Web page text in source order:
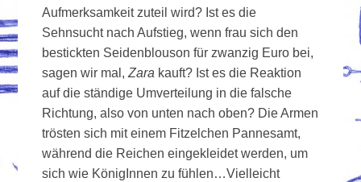
Aufmerksamkeit zuteil wird? Ist es die
Sehnsucht nach Aufstieg, wenn frau sich den
bestickten Seidenblouson für zwanzig Euro bei,
sagen wir mal,Zara kauft? Ist es die Reaktion
auf die ständige Umverteilung in die falsche
Richtung, also von unten nach oben? Die Armen
trösten sich mit einem Fitzelchen Pannesamt,
während die Reichen eingekleidet werden, um
sich wie KönigInnen zu fühlen…Vielleicht